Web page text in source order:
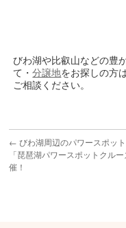
びわ湖や比叡山などの豊
て・分譲地をお探しの方
ご相談ください。
← びわ湖周辺のパワースポッ
「琵琶湖パワースポットクル
催！